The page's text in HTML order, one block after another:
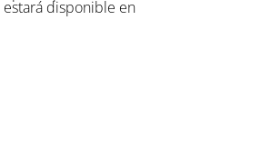
disponible en